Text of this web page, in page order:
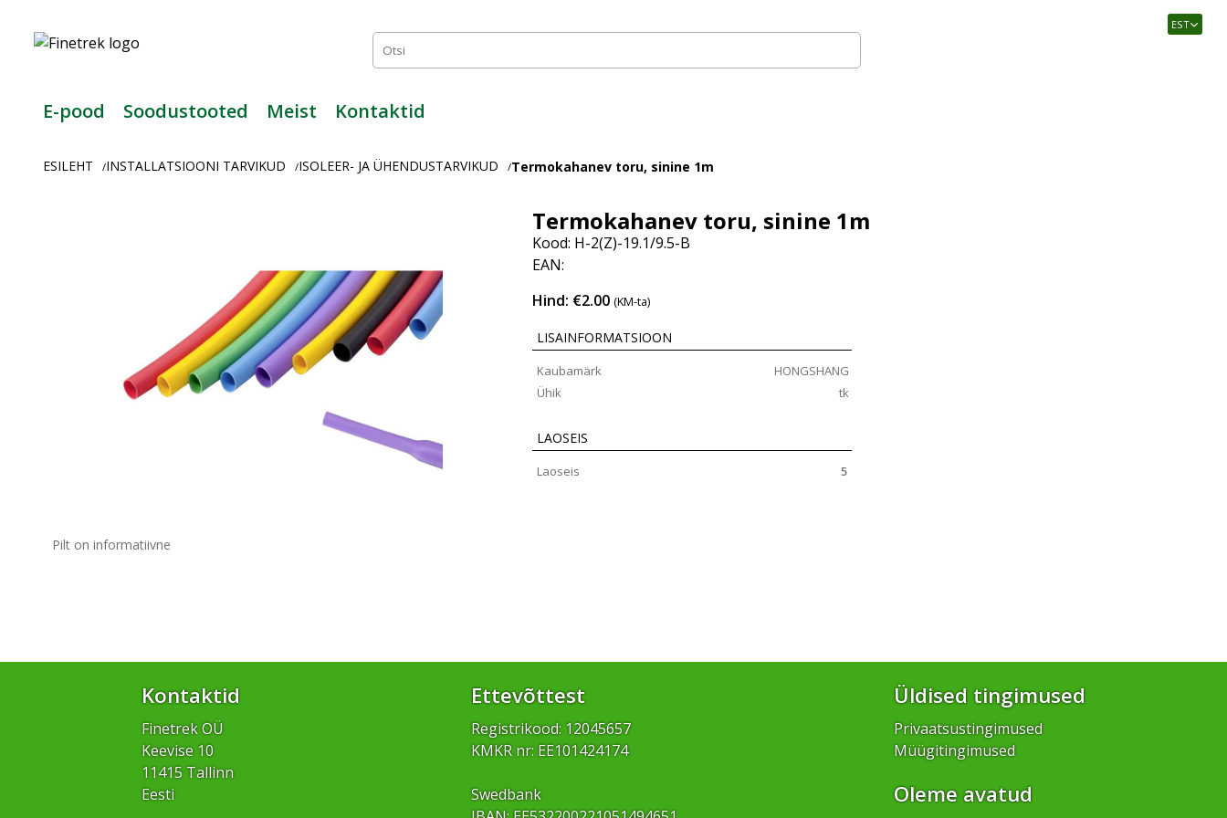
Usaldusväärne
tööstusautomaatika
EST
E-pood Soodustooted Meist Kontaktid
ESILEHT /INSTALLATSIOONI TARVIKUD /ISOLEER- JA ÜHENDUSTARVIKUD /Termokahanev toru, sinine 1m
Pilt on informatiivne
Termokahanev toru, sinine 1m
Kood: H-2(Z)-19.1/9.5-B
EAN:
Hind: €2.00(KM-ta)
LISAINFORMATSIOON
Kaubamärk
HONGSHANG
Ühik
tk
LAOSEIS
Laoseis 5
Kontaktid
Finetrek OÜ
Keevise 10
11415 Tallinn
Eesti
Ettevõttest
Registrikood: 12045657
KMKR nr: EE101424174
Swedbank
Üldised tingimused
Privaatsustingimused
Müügitingimused
Oleme avatud